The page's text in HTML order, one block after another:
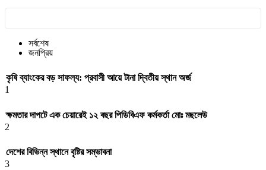
সর্বশেষ
জনপ্রিয়
কৃষি ব্যাংকের বড় সাফল্য: প্রবাসী আয়ে টানা দ্বিতীয় স্থান অর্জ
1
ক্ষমতার দাপটে এক চেয়ারেই ১২ বছর পিডিবিএফ কর্মকর্তা মোঃ মছলেউ
2
দেশের বিভিন্ন স্থানে বৃষ্টির সম্ভাবনা
3